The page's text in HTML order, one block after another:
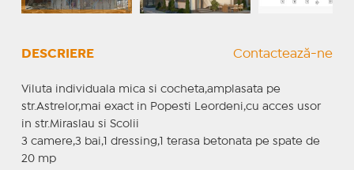
DESCRIERE Contactează-ne
Viluta individuala mica si cocheta,amplasata pe
str.Astrelor,mai exact in Popesti Leordeni,cu acces usor
in str.Miraslau si Scolii
3 camere,3 bai,1 dressing,1 terasa betonata pe spate de
20 mp